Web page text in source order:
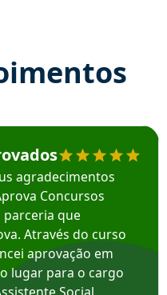
José recomenda o Aprova
agradecimentos
Concursos
parceria que
Através do curso
aprovação em
lugar para o cargo
Social.